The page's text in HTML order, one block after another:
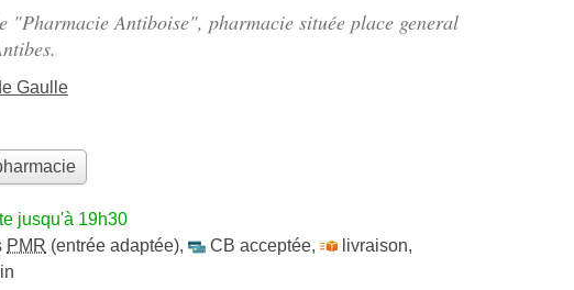
"Pharmacie Antiboise", pharmacie située place general
Gaulle
jusqu'à 19h30
PMR (entrée adaptée), CB acceptée, livraison,